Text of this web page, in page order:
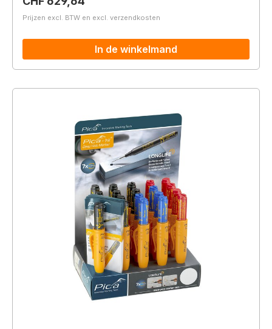
Prijzen excl. BTW en excl. verzendkosten
In de winkelmand